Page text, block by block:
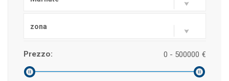
zona
Prezzo: €
0 - 500000